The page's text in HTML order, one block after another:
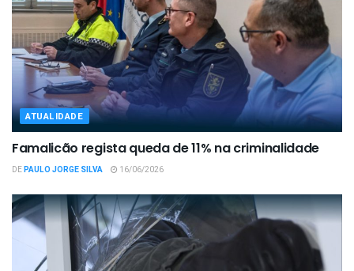
ATUALIDADE
Famalicão regista queda de 11% na criminalidade
DEPAULO JORGE SILVA 16/06/2026